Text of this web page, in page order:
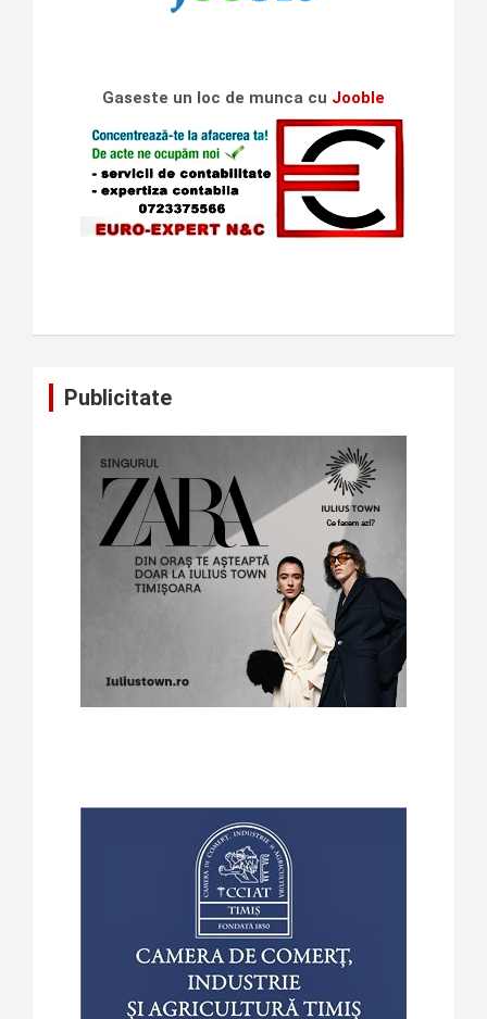
Gaseste un loc de munca cu Jooble
Publicitate